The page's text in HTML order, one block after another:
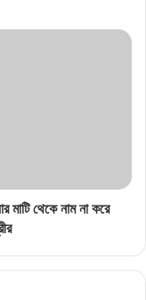
থেকে নাম না করে